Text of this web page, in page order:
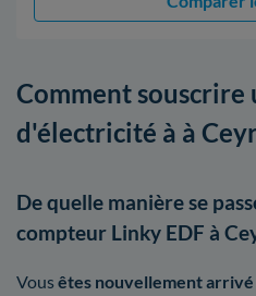
Comment souscrire
d'électricité à à
De quelle manière se
compteur Linky EDF à
Vous êtes nouvellement arrivé